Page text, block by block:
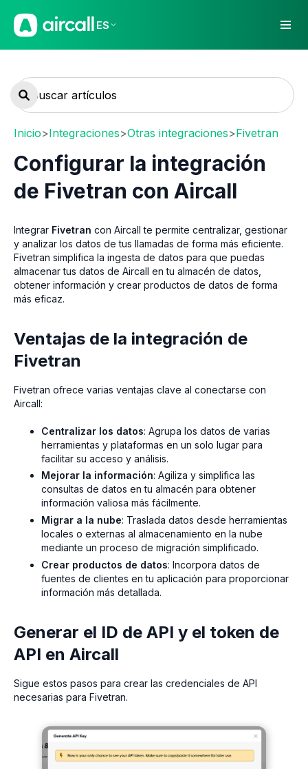
ES
Inicio>Integraciones>Otras integraciones>Fivetran
Configurar la integración
de Fivetran con Aircall
Integrar Fivetran con Aircall te permite centralizar, gestionar
y analizar los datos de tus llamadas de forma más eficiente.
Fivetran simplifica la ingesta de datos para que puedas
almacenar tus datos de Aircall en tu almacén de datos,
obtener información y crear productos de datos de forma
más eficaz.
Ventajas de la integración de
Fivetran
Fivetran ofrece varias ventajas clave al conectarse con
Aircall:
Centralizar los datos: Agrupa los datos de varias
herramientas y plataformas en un solo lugar para
facilitar su acceso y análisis.
Mejorar la información: Agiliza y simplifica las
consultas de datos en tu almacén para obtener
información valiosa más fácilmente.
Migrar a la nube: Traslada datos desde herramientas
locales o externas al almacenamiento en la nube
mediante un proceso de migración simplificado.
Crear productos de datos: Incorpora datos de
fuentes de clientes en tu aplicación para proporcionar
información más detallada.
Generar el ID de API y el token de
API en Aircall
Sigue estos pasos para crear las credenciales de API
necesarias para Fivetran.